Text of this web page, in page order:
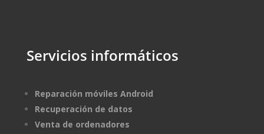
Servicios informáticos
Reparación móviles Android
Recuperación de datos
Venta de ordenadores